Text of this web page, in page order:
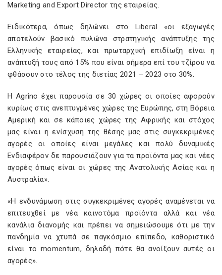
Marketing and Export Director της εταιρείας.
Ειδικότερα, όπως δηλώνει στο Liberal «οι εξαγωγές
αποτελούν βασικό πυλώνα στρατηγικής ανάπτυξης της
Ελληνικής εταιρείας, και πρωταρχική επιδίωξη είναι η
ανάπτυξή τους από 15% που είναι σήμερα επί του τζίρου να
φθάσουν στο τέλος της διετίας 2021 – 2023 στο 30%.
Η Agrino έχει παρουσία σε 30 χώρες οι οποίες αφορούν
κυρίως στις ανεπτυγμένες χώρες της Ευρώπης, στη Βόρεια
Αμερική και σε κάποιες χώρες της Αφρικής και στόχος
μας είναι η ενίσχυση της θέσης μας στις συγκεκριμένες
αγορές οι οποίες είναι μεγάλες και πολύ δυναμικές
Ενδιαφέρον δε παρουσιάζουν για τα προϊόντα μας και νέες
αγορές όπως είναι οι χώρες της Ανατολικής Ασίας και η
Αυστραλία».
«Η ενδυνάμωση στις συγκεκριμένες αγορές αναμένεται να
επιτευχθεί με νέα καινοτόμα προϊόντα αλλά και νέα
κανάλια διανομής και πρέπει να σημειώσουμε ότι με την
πανδημία να χτυπά σε παγκόσμιο επίπεδο, καθοριστικό
είναι το momentum, δηλαδή πότε θα ανοίξουν αυτές οι
αγορές».